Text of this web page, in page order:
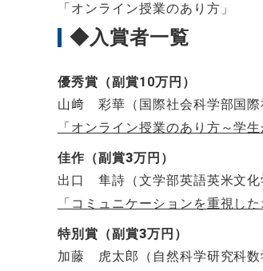
「オンライン授業のあり方」
◆入賞者一覧
優秀賞（副賞10万円）
山﨑 彩華（国際社会科学部国際
「オンライン授業のあり方～学
佳作（副賞3万円）
出口 隼詩（文学部英語英米文化
「コミュニケーションを重視し
特別賞（副賞3万円）
加藤 虎太郎（自然科学研究科数